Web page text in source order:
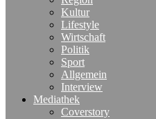
Kultur
Lifestyle
Wirtschaft
Politik
Sport
Allgemein
Interview
Mediathek
Coverstory